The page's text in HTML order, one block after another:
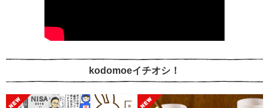
kodomoeイチオシ！